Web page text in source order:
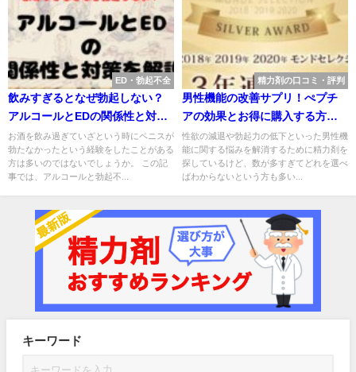
ED・勃起不全
飲みすぎるとなぜ勃起しない？
アルコールとEDの関係性と対策
を解説
お酒を飲み過ぎていざという時にペニスが
勃たなかったという経験をしたことがある
方は多いのではないでしょうか。 この記
事では、アルコールと勃起不...
精力剤の口コミ・評判
男性機能の改善サプリ！ぺプチ
アの効果とお得に購入する方法
を解説！
性欲の減退や勃起力の低下といった男性機
能に関する悩みを解消するために精力剤を
探しているけど、数が多すぎてどれを選べ
ばわからないという方も多い...
キーワード